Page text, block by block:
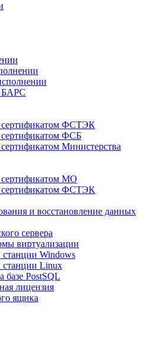
БАРС
сертификатом ФСТЭК
сертификатом ФСБ
Министерства
сертификатом МО
сертификатом ФСТЭК
и восстановление данных
сервера
виртуализации
станции Windows
станции Linux
PostSQL
лицензия
ящика